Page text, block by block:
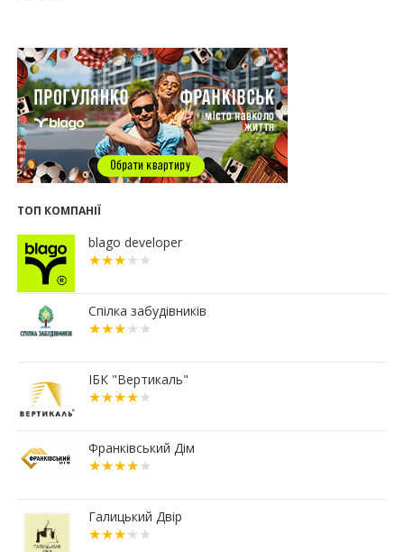
року
12:38
Компанія співвласниці "Буковелю" викупить
землю в центрі Івано-Франківська
10:22
Прокуратура вимагає повернути 34 гектари
землі громаді Івано-Франківська
07.07.2026
16:47
Дешевші, але недоступні: скільки коштує житло
дорожчають у рази швидше, ніж в містах
16:15
Паркування без зайвих турбот – обирайте
підземні паркінги ЖР “Княгинин”
13:08
Малозабезпеченим франківцям безкоштовно
04.07.2026
19:24
Корпус 31/1 ЖР "Княгинин" – актуальний стан
будівництва (ФОТО)
03.07.2026
12:30
Що обрати: розстрочку чи іпотечну програму
02.07.2026
18:56
Мерія планує викупити історичний будинок
ТОП КОМПАНІЇ
blago developer
Спілка забудівників
ІБК "Вертикаль"
Франківський Дім
Галицький Двір